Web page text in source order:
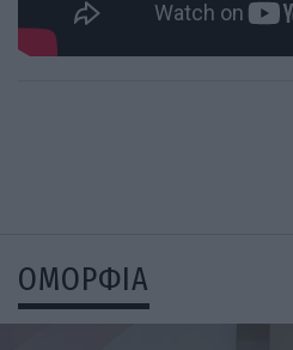
ΟΜΟΡΦΙΑ